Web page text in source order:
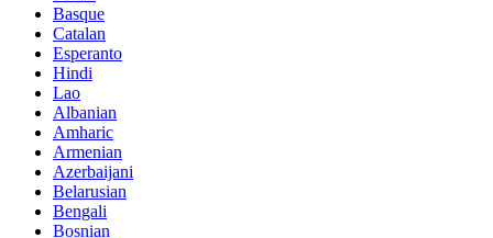
Basque
Catalan
Esperanto
Hindi
Lao
Albanian
Amharic
Armenian
Azerbaijani
Belarusian
Bengali
Bosnian